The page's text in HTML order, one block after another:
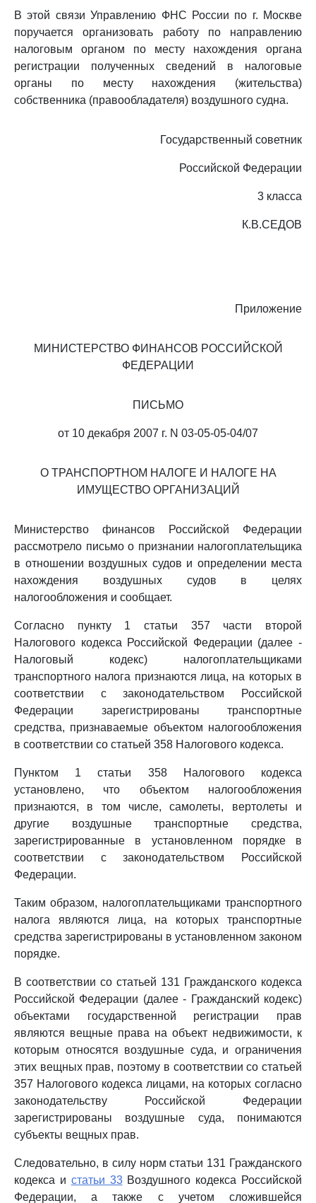
В этой связи Управлению ФНС России по г. Москве
поручается организовать работу по направлению
налоговым органом по месту нахождения органа
регистрации полученных сведений в налоговые
органы по месту нахождения (жительства)
собственника (правообладателя) воздушного судна.
Государственный советник
Российской Федерации
3 класса
К.В.СЕДОВ
Приложение
МИНИСТЕРСТВО ФИНАНСОВ РОССИЙСКОЙ
ФЕДЕРАЦИИ
ПИСЬМО
от 10 декабря 2007 г. N 03-05-05-04/07
О ТРАНСПОРТНОМ НАЛОГЕ И НАЛОГЕ НА
ИМУЩЕСТВО ОРГАНИЗАЦИЙ
Министерство финансов Российской Федерации
рассмотрело письмо о признании налогоплательщика
в отношении воздушных судов и определении места
нахождения воздушных судов в целях
налогообложения и сообщает.
Согласно пункту 1 статьи 357 части второй
Налогового кодекса Российской Федерации (далее -
Налоговый кодекс) налогоплательщиками
транспортного налога признаются лица, на которых в
соответствии с законодательством Российской
Федерации зарегистрированы транспортные
средства, признаваемые объектом налогообложения
в соответствии со статьей 358 Налогового кодекса.
Пунктом 1 статьи 358 Налогового кодекса
установлено, что объектом налогообложения
признаются, в том числе, самолеты, вертолеты и
другие воздушные транспортные средства,
зарегистрированные в установленном порядке в
соответствии с законодательством Российской
Федерации.
Таким образом, налогоплательщиками транспортного
налога являются лица, на которых транспортные
средства зарегистрированы в установленном законом
порядке.
В соответствии со статьей 131 Гражданского кодекса
Российской Федерации (далее - Гражданский кодекс)
объектами государственной регистрации прав
являются вещные права на объект недвижимости, к
которым относятся воздушные суда, и ограничения
этих вещных прав, поэтому в соответствии со статьей
357 Налогового кодекса лицами, на которых согласно
законодательству Российской Федерации
зарегистрированы воздушные суда, понимаются
субъекты вещных прав.
Следовательно, в силу норм статьи 131 Гражданского
кодекса и статьи 33Воздушного кодекса Российской
Федерации, а также с учетом сложившейся